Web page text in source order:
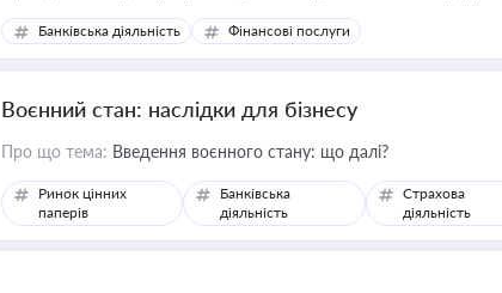
Банківська діяльність Фінансові послуги
Воєнний стан: наслідки для бізнесу
Про що тема: Введення воєнного стану: що далі?
Ринок цінних
паперів
Банківська
діяльність
Страхова
діяльність